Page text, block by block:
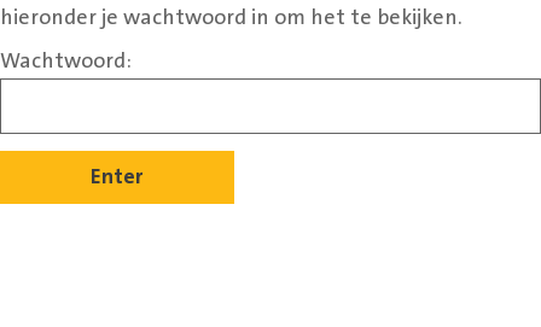
hieronder je wachtwoord in om het te bekijken.
Wachtwoord: